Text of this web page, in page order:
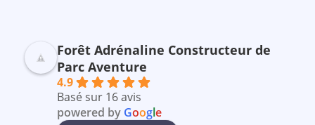
Forêt Adrénaline Constructeur de
Parc Aventure
4.9
Basé sur 16 avis
powered by Google